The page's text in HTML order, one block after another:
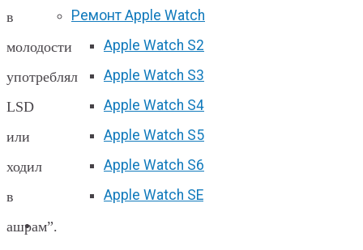
Ремонт Apple Watch
Apple Watch S2
Apple Watch S3
Apple Watch S4
Apple Watch S5
Apple Watch S6
Apple Watch SE
Отзывы
в
молодости
употреблял
LSD
или
ходил
в
ашрам”.